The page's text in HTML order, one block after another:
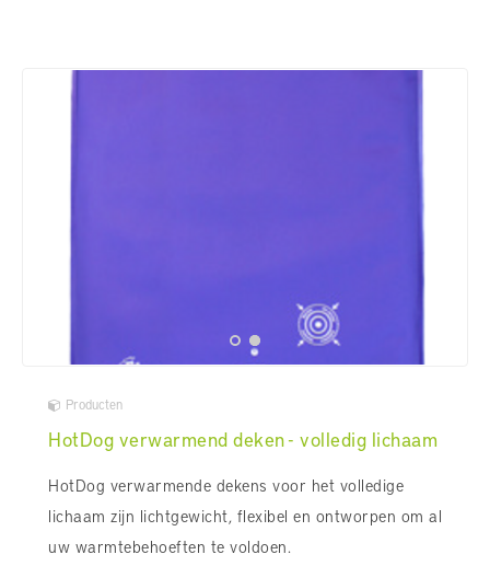
Producten
HotDog verwarmend deken - volledig lichaam
HotDog verwarmende dekens voor het volledige
lichaam zijn lichtgewicht, flexibel en ontworpen om al
uw warmtebehoeften te voldoen.